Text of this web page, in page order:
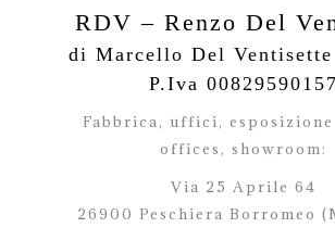
RDV – Renzo Del
di Marcello Del Ventisette
P.Iva 00829590157
Fabbrica, uffici,
offices, showroom:
Via 25 Aprile 64
26900 Peschiera Borromeo